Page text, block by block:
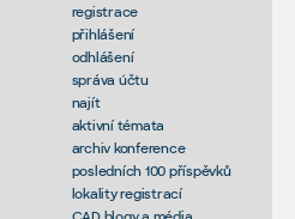
registrace
přihlášení
odhlášení
správa účtu
najít
aktivní témata
archiv konference
posledních 100 příspěvků
lokality registrací